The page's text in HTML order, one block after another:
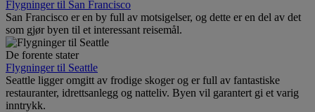
Flygninger til San Francisco
San Francisco er en by full av motsigelser, og dette er en del av det
som gjør byen til et interessant reisemål.
De forente stater
Flygninger til Seattle
Seattle ligger omgitt av frodige skoger og er full av fantastiske
restauranter, idrettsanlegg og natteliv. Byen vil garantert gi et varig
inntrykk.